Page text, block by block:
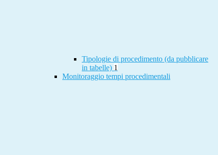
Tipologie di procedimento (da pubblicare
in tabelle) 1
Monitoraggio tempi procedimentali